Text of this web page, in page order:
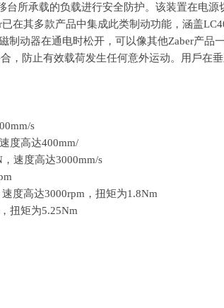
所承载的负载进行安全防护。该装置在电源
在其多款产品中集成此类制动功能，涵盖
制动器在通电时松开，可以像其他Zaber产品
，防止有效载荷发生任何意外运动。用戶在
s
速度高达400mm/
，速度高达3000mm/s
速度高达3000rpm ，扭矩为1.8Nm
，扭矩为5.25Nm